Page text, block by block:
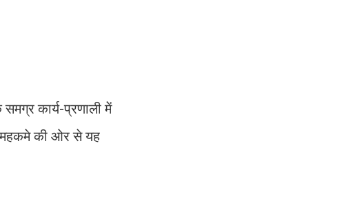
कार्य-प्रणाली में
महकमे की ओर से यह